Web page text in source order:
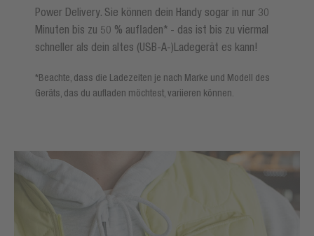
Power Delivery. Sie können dein Handy sogar in nur 30
Minuten bis zu 50 % aufladen* - das ist bis zu viermal
schneller als dein altes (USB-A-)Ladegerät es kann!
*Beachte, dass die Ladezeiten je nach Marke und Modell des
Geräts, das du aufladen möchtest, variieren können.